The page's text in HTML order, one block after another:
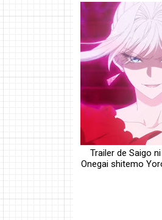
Trailer de Saigo
Onegai shitemo